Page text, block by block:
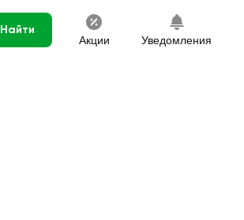
Найти
Акции Уведомления